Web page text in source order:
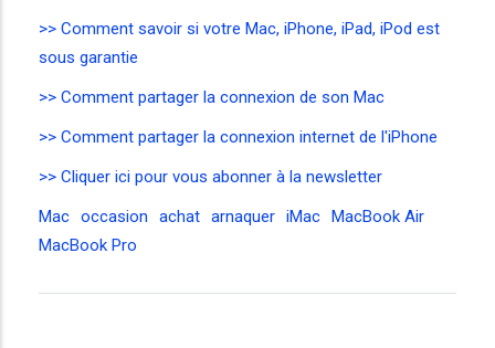
>> Comment savoir si votre Mac, iPhone, iPad, iPod est
sous garantie
>> Comment partager la connexion de son Mac
>> Comment partager la connexion internet de l'iPhone
>> Cliquer ici pour vous abonner à la newsletter
Mac occasion achat arnaquer iMac MacBook Air
MacBook Pro